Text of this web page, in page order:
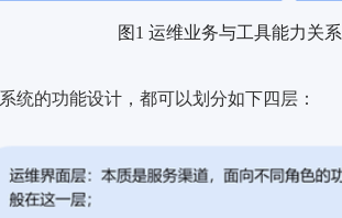
图1 运维业务与工具能力关系
统的功能设计，都可以划分如下四层：